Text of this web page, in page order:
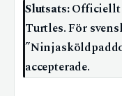
Slutsats:Officiellt
Turtles. För
accepterade.